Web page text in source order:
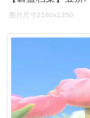
图片尺寸2160x1350